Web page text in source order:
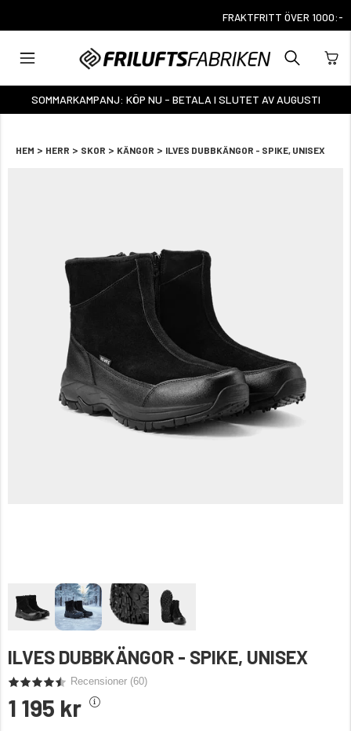
FRAKTFRITT ÖVER 1000:-
SOMMARKAMPANJ: KÖP NU - BETALA I SLUTET AV AUGUSTI
HEM > HERR > SKOR > KÄNGOR > ILVES DUBBKÄNGOR - SPIKE, UNISEX
ILVES DUBBKÄNGOR - SPIKE, UNISEX
Recensioner (60)
1 195 kr